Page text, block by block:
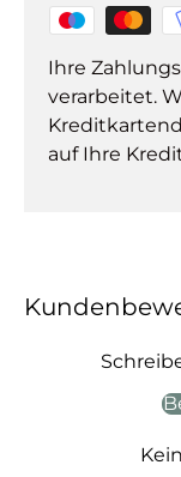
Ihre
verarbeitet.
auf Ihre